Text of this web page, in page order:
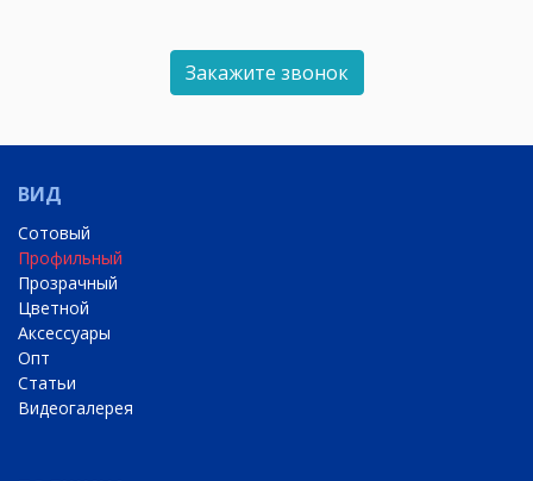
Закажите звонок
ВИД
Сотовый
Профильный
Прозрачный
Цветной
Аксессуары
Опт
Статьи
Видеогалерея